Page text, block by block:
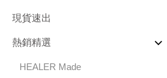
現貨速出
熱銷精選
HEALER Made